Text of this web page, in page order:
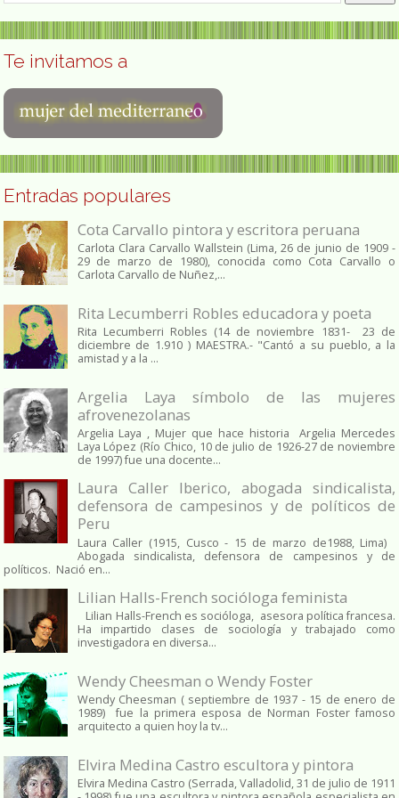
Te invitamos a
Entradas populares
Cota Carvallo pintora y escritora peruana
Carlota Clara Carvallo Wallstein (Lima, 26 de junio de 1909 -
29 de marzo de 1980), conocida como Cota Carvallo o
Carlota Carvallo de Nuñez,...
Rita Lecumberri Robles educadora y poeta
Rita Lecumberri Robles (14 de noviembre 1831- 23 de
diciembre de 1.910 ) MAESTRA.- "Cantó a su pueblo, a la
amistad y a la ...
Argelia Laya símbolo de las mujeres
afrovenezolanas
Argelia Laya , Mujer que hace historia Argelia Mercedes
Laya López (Río Chico, 10 de julio de 1926-27 de noviembre
de 1997) fue una docente...
Laura Caller Iberico, abogada sindicalista,
defensora de campesinos y de políticos de
Peru
Laura Caller (1915, Cusco - 15 de marzo de1988, Lima)
Abogada sindicalista, defensora de campesinos y de
políticos. Nació en...
Lilian Halls-French socióloga feminista
Lilian Halls-French es socióloga, asesora política francesa.
Ha impartido clases de sociología y trabajado como
investigadora en diversa...
Wendy Cheesman o Wendy Foster
Wendy Cheesman ( septiembre de 1937 - 15 de enero de
1989) fue la primera esposa de Norman Foster famoso
arquitecto a quien hoy la tv...
Elvira Medina Castro escultora y pintora
Elvira Medina Castro (Serrada, Valladolid, 31 de julio de 1911